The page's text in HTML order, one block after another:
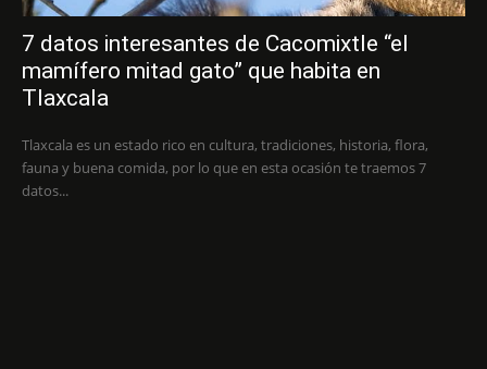
7 datos interesantes de Cacomixtle “el
mamífero mitad gato” que habita en
Tlaxcala
Tlaxcala es un estado rico en cultura, tradiciones, historia, flora,
fauna y buena comida, por lo que en esta ocasión te traemos 7
datos...